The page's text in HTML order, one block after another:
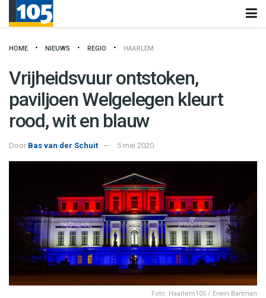
HOME NIEUWS REGIO HAARLEM
Vrijheidsvuur ontstoken,
paviljoen Welgelegen kleurt
rood, wit en blauw
Door Bas van der Schuit 5 mei 2020
Foto: Haarlem105 / Erwin Bartman